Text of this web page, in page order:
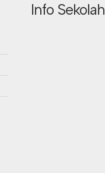
Info Sekolah